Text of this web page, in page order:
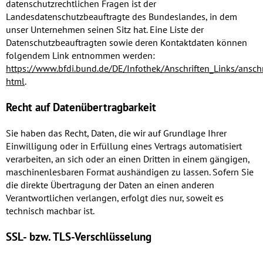
datenschutzrechtlichen Fragen ist der
Landesdatenschutzbeauftragte des Bundeslandes, in dem
unser Unternehmen seinen Sitz hat. Eine Liste der
Datenschutzbeauftragten sowie deren Kontaktdaten können
folgendem Link entnommen werden:
https://www.bfdi.bund.de/DE/Infothek/Anschriften_Links/
html.
Recht auf Datenübertragbarkeit
Sie haben das Recht, Daten, die wir auf Grundlage Ihrer
Einwilligung oder in Erfüllung eines Vertrags automatisiert
verarbeiten, an sich oder an einen Dritten in einem gängigen,
maschinenlesbaren Format aushändigen zu lassen. Sofern Sie
die direkte Übertragung der Daten an einen anderen
Verantwortlichen verlangen, erfolgt dies nur, soweit es
technisch machbar ist.
SSL- bzw. TLS-Verschlüsselung